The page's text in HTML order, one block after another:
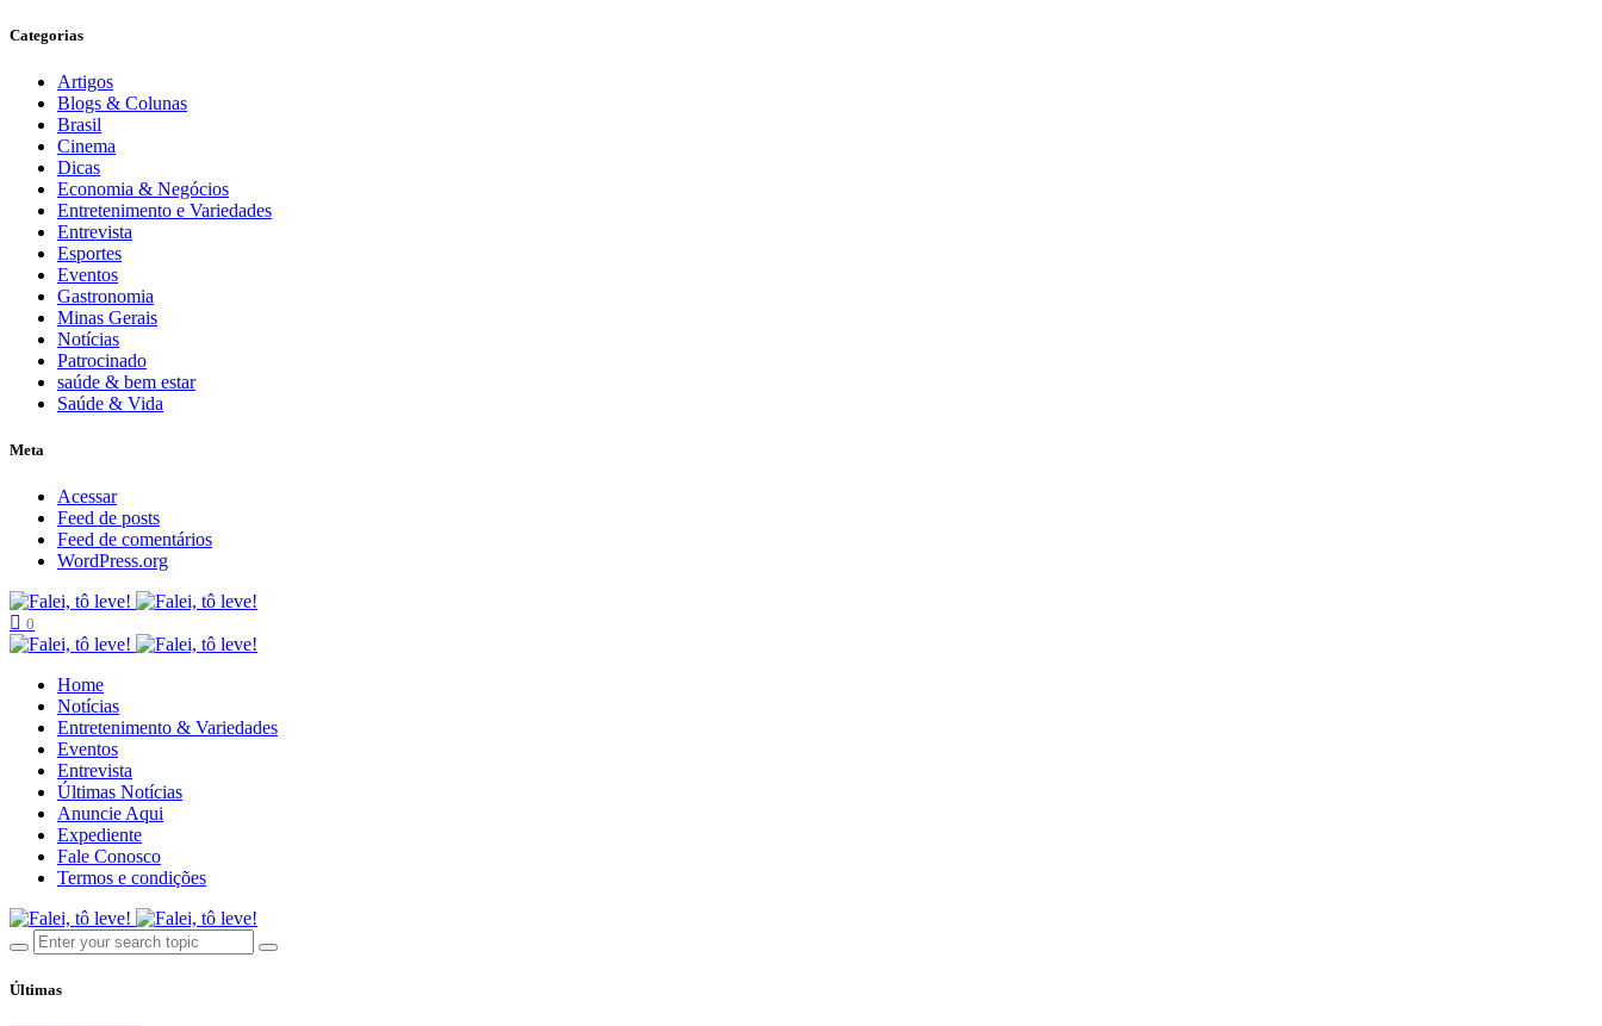
Categorias
Artigos
Blogs & Colunas
Brasil
Cinema
Dicas
Economia & Negócios
Entretenimento e Variedades
Entrevista
Esportes
Eventos
Gastronomia
Minas Gerais
Notícias
Patrocinado
saúde & bem estar
Saúde & Vida
Meta
Acessar
Feed de posts
Feed de comentários
WordPress.org
0
Home
Notícias
Entretenimento & Variedades
Eventos
Entrevista
Últimas Notícias
Anuncie Aqui
Expediente
Fale Conosco
Termos e condições
Últimas